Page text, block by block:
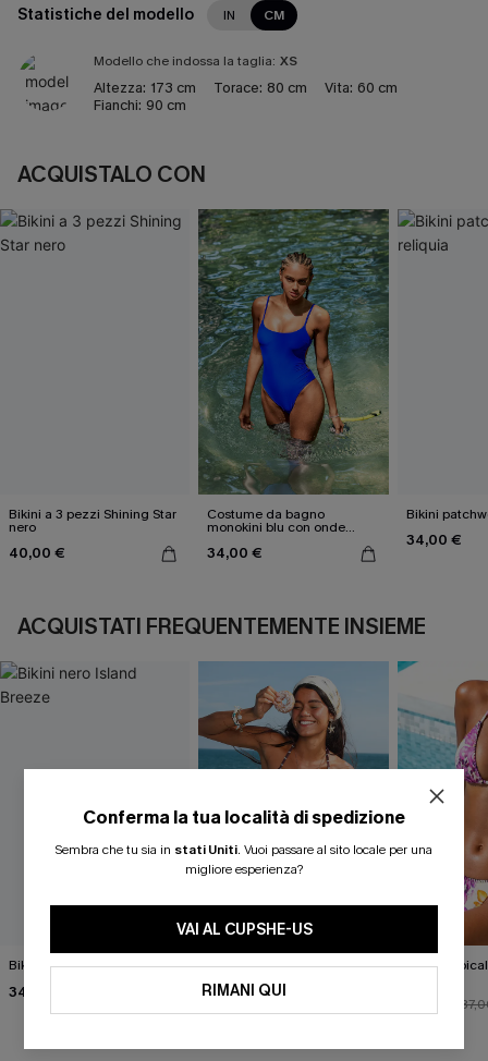
Statistiche del modello IN CM
Modello che indossa la taglia: XS
Altezza: 173 cm Torace: 80 cm Vita: 60 cm
Fianchi: 90 cm
ACQUISTALO CON
Bikini a 3 pezzi Shining Star
nero
40,00 €
Costume da bagno
monokini blu con onde
34,00 €
Bikini
34,00 €
ACQUISTATI FREQUENTEMENTE INSIEME
Bikini nero Island Breeze
34,00 €
Completo bikini con stampa
accattivante
Bikini
Conferma la tua località di spedizione
Sembra che tu sia in stati Uniti. Vuoi passare al sito locale per una
migliore esperienza?
VAI AL CUPSHE-US
RIMANI QUI